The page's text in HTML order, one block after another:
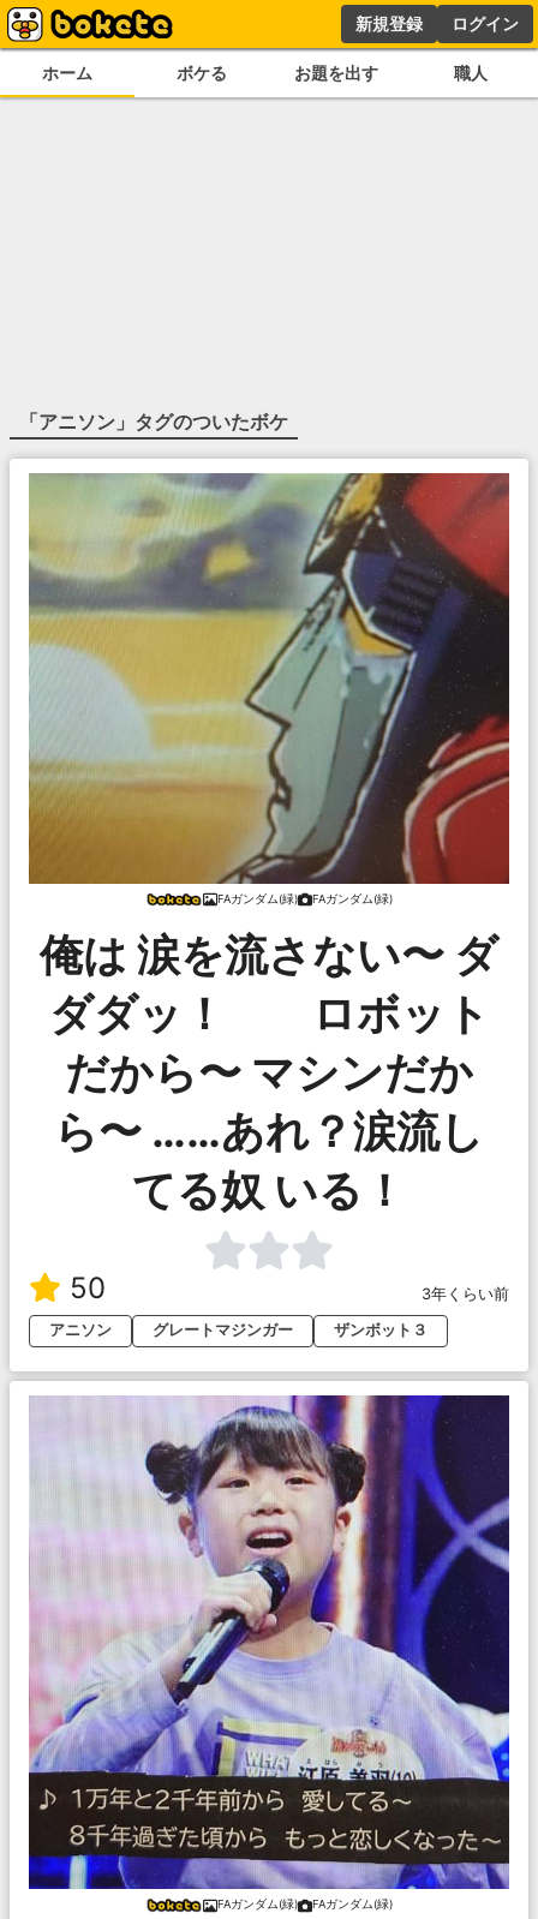
新規登録 ログイン
ホーム ボケる お題を出す 職人
「アニソン 」タグのついたボケ
FAガンダム(緑) FAガンダム(緑)
俺は 涙を流さない〜 ダ
ダダッ！ ロボット
だから〜 マシンだか
ら〜 ……あれ？涙流し
てる奴 いる！
50
3年くらい前
アニソン
グレートマジンガー ザンボット３
FAガンダム(緑) FAガンダム(緑)